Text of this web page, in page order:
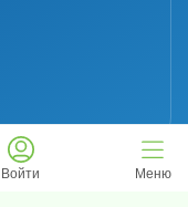
Войти Меню